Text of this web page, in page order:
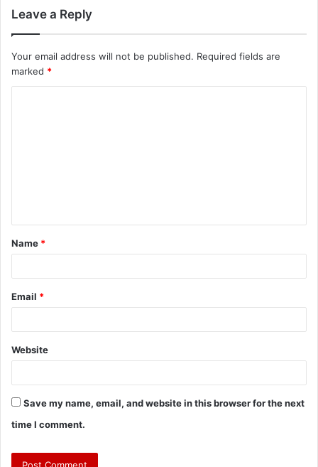
Leave a Reply
Your email address will not be published. Required fields are
marked *
Name *
Email *
Website
Save my name, email, and website in this browser for the next
time I comment.